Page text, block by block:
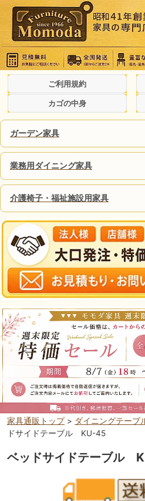
ご利用規約
カゴの中身
ガーデン家具
業務用ダイニング家具
介護椅子・福祉施設用家具
家具通販トップ> ダイニングテーブ
ドサイドテーブル KU-45
ベッドサイドテーブル